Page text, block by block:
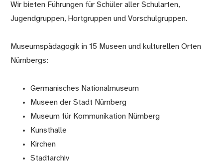
Beschreibung
Wir bieten Führungen für Schüler aller Schularten,
Jugendgruppen, Hortgruppen und Vorschulgruppen.
Museumspädagogik in 15 Museen und kulturellen Orten
Nürnbergs:
Germanisches Nationalmuseum
Museen der Stadt Nürnberg
Museum für Kommunikation Nürnberg
Kunsthalle
Kirchen
Stadtarchiv